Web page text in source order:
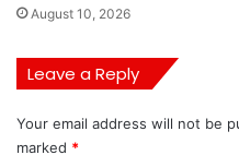
August 10, 2026
Leave a Reply
Your email address will not be
marked *